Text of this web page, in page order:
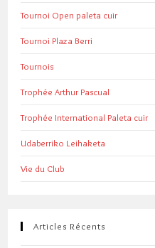
Tournoi Open paleta cuir
Tournoi Plaza Berri
Tournois
Trophée Arthur Pascual
Trophée International Paleta cuir
Udaberriko Leihaketa
Vie du Club
Articles Récents